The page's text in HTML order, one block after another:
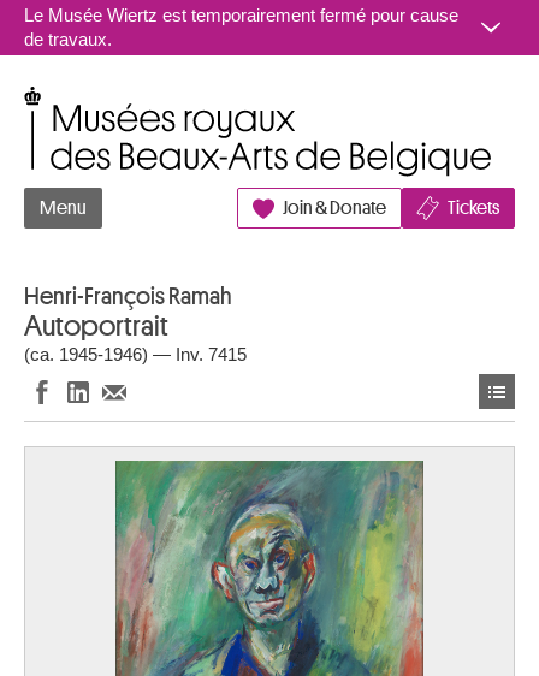
Aller au contenu
Le Musée Wiertz est temporairement fermé pour cause
de travaux.
Menu Join & Donate Tickets
Henri-François Ramah
Autoportrait
(ca. 1945-1946) — Inv. 7415